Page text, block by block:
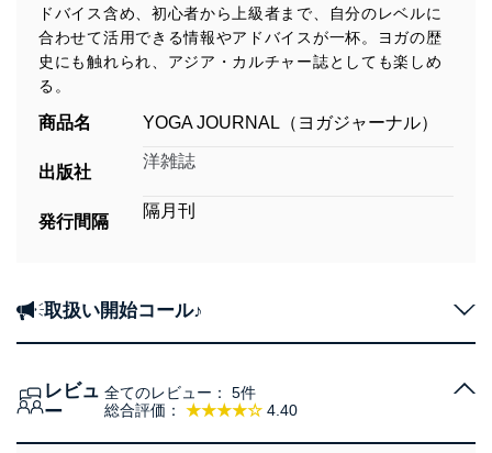
ドバイス含め、初心者から上級者まで、自分のレベルに
合わせて活用できる情報やアドバイスが一杯。ヨガの歴
史にも触れられ、アジア・カルチャー誌としても楽しめ
る。
商品名 YOGA JOURNAL（ヨガジャーナル）
出版社
洋雑誌
発行間隔
隔月刊
取扱い開始コール♪
レビュ
ー
総合評価： ★★★★☆ 4.40
全てのレビュー： 5件